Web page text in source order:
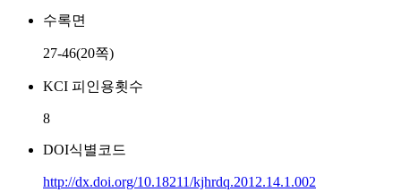
수록면
27-46(20쪽)
KCI 피인용횟수
8
DOI식별코드
http://dx.doi.org/10.18211/kjhrdq.2012.14.1.002